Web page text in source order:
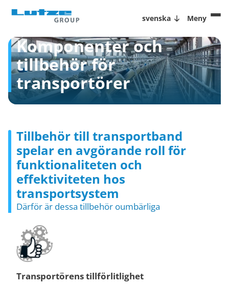
svenska Meny
Komponenter och
tillbehör för
transportörer
Tillbehör till transportband
spelar en avgörande roll för
funktionaliteten och
effektiviteten hos
transportsystem
Därför är dessa tillbehör oumbärliga
Transportörens tillförlitlighet